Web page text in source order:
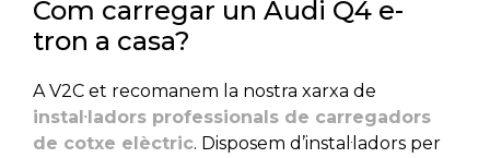
Com carregar un Audi Q4 e-
tron a casa?
A V2C et recomanem la nostra xarxa de
instal·ladors professionals de carregadors
de cotxe elèctric. Disposem d’instal·ladors per